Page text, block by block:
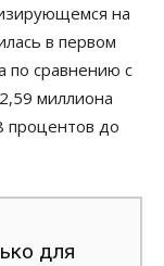
на
в первом
по сравнению с
миллиона
процентов до
для